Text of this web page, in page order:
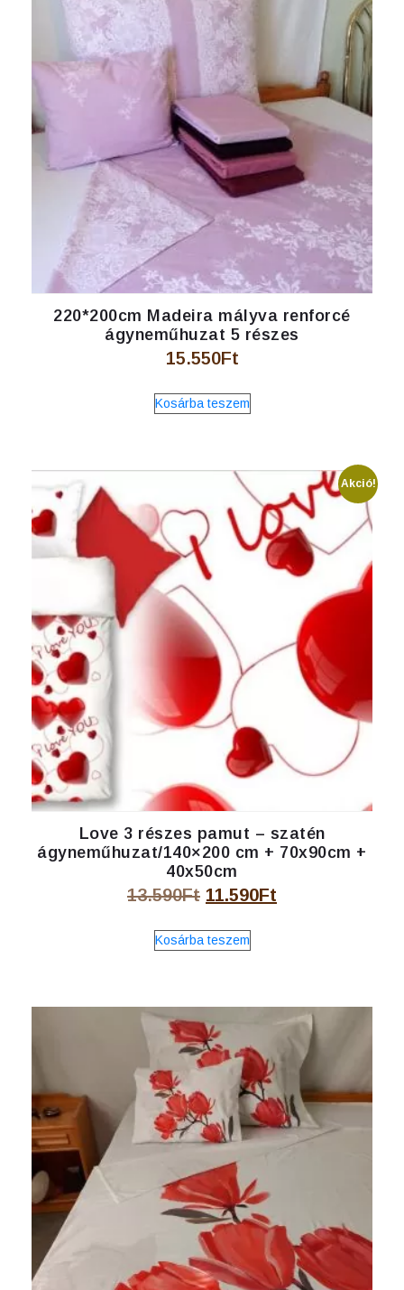
220*200cm Madeira mályva renforcé
ágyneműhuzat 5 részes
15.550Ft
Kosárba teszem
Akció!
Love 3 részes pamut – szatén
ágyneműhuzat/140×200 cm + 70x90cm +
40x50cm
13.590Ft Original
was:
11.590Ft
Kosárba teszem